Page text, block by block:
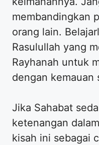
membandingkan
orang lain.
Rasulullah yang
Rayhanah untuk
dengan kemauan
​Jika Sahabat
ketenangan
kisah ini sebagai